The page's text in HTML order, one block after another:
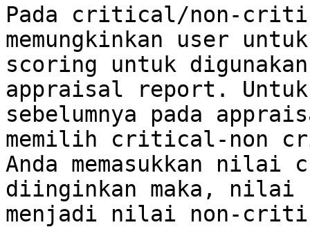
Pada critical/non-
memungkinkan user
scoring untuk
appraisal report. Untuk
sebelumnya pada
memilih critical-non
Anda memasukkan
diinginkan maka,
menjadi nilai non-